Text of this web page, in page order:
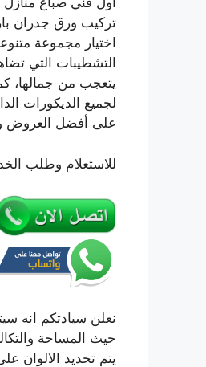
تركيب ورق جدران
اختيار مجموعة
التشطيبات التي
يتعجب من جمالها،
لجميع الديكورات
على أفضل العروض
للاستعلام وطلب
نعلن سيادتكم انه
حيث المساحة
يتم تحديد الالوان